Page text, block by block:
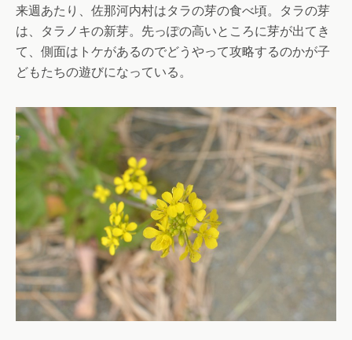
来週あたり、佐那河内村はタラの芽の食べ頃。タラの芽
は、タラノキの新芽。先っぽの高いところに芽が出てき
て、側面はトケがあるのでどうやって攻略するのかが子
どもたちの遊びになっている。